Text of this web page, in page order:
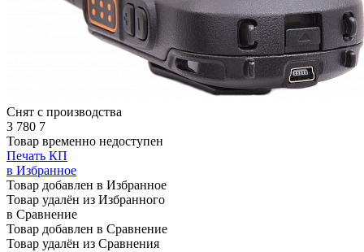
Снят с производства
3 780 7
Товар временно недоступен
Печать КП
в Избранное
Товар добавлен в Избранное
Товар удалён из Избранного
в Сравнение
Товар добавлен в Сравнение
Товар удалён из Сравнения